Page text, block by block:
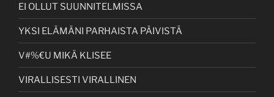
EI OLLUT SUUNNITELMISSA
YKSI ELÄMÄNI PARHAISTA PÄIVISTÄ
V#%€U MIKÄ KLISEE
VIRALLISESTI VIRALLINEN